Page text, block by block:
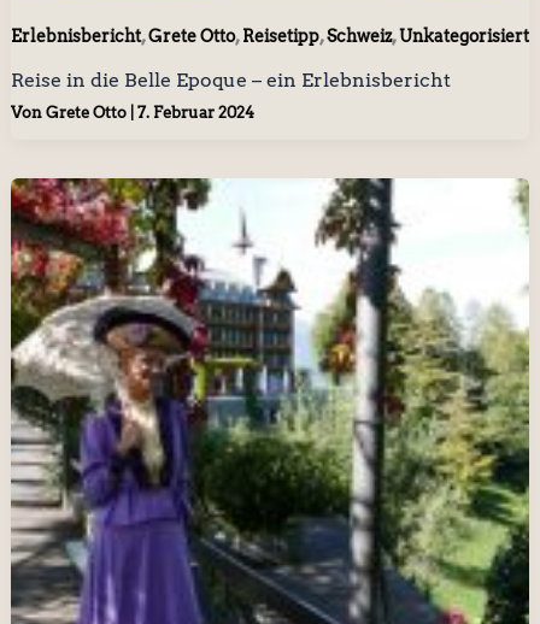
Erlebnisbericht,Grete Otto,Reisetipp,Schweiz,Unkategorisiert
Reise in die Belle Epoque – ein Erlebnisbericht
Von Grete Otto 7. Februar 2024